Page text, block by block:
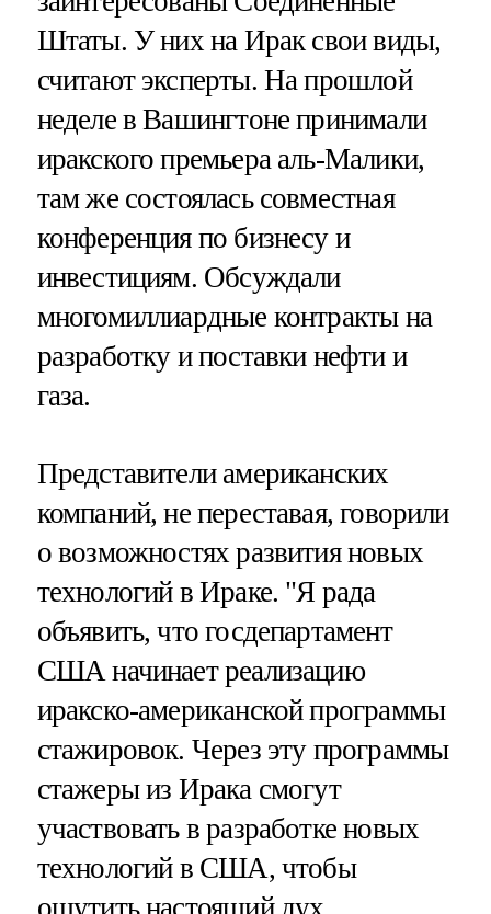
Штаты. У них на Ирак свои виды,
считают эксперты. На прошлой
неделе в Вашингтоне принимали
иракского премьера аль-Малики,
там же состоялась совместная
конференция по бизнесу и
инвестициям. Обсуждали
многомиллиардные контракты на
разработку и поставки нефти и
газа.
Представители американских
компаний, не переставая, говорили
о возможностях развития новых
технологий в Ираке. "Я рада
объявить, что госдепартамент
США начинает реализацию
иракско-американской программы
стажировок. Через эту программы
стажеры из Ирака смогут
участвовать в разработке новых
технологий в США, чтобы
ощутить настоящий дух